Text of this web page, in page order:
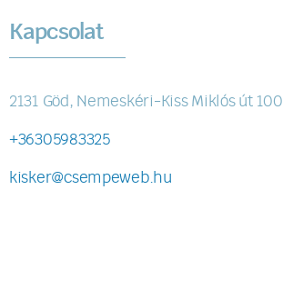
Kapcsolat
2131 Göd, Nemeskéri-Kiss Miklós út 100.
+36305983325
kisker@csempeweb.hu